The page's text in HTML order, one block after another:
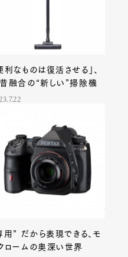
Lifestyle
Magazine
Pen tw
便利なものは復活させる」、
融合の“新しい”掃除機
用” だから表現できる、モ
ロームの奥深い世界